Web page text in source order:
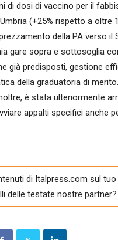
di dosi di vaccino per il
(+25% rispetto a oltre
della PA verso
gare sopra e sottosoglia
già predisposti, gestione
della graduatoria di merito.
è stata ulteriormente
appalti specifici anche
di Italpress.com sul
delle testate nostre